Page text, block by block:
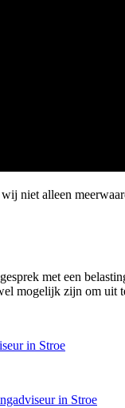
niet alleen
met een
mogelijk zijn om
in Stroe
in Stroe